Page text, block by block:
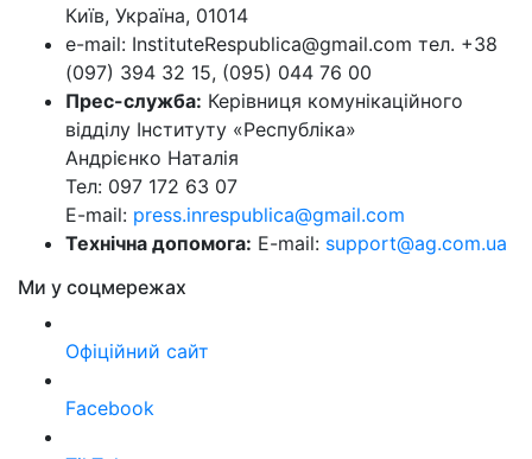
Київ, Україна, 01014
e-mail: InstituteRespublica@gmail.com тел. +38
(097) 394 32 15, (095) 044 76 00
Прес-служба: Керівниця комунікаційного
відділу Інституту «Республіка»
Андрієнко Наталія
Тел: 097 172 63 07
E-mail: press.inrespublica@gmail.com
Технічна допомога: E-mail: support@ag.com.ua
Ми у соцмережах
Офіційний сайт
Facebook